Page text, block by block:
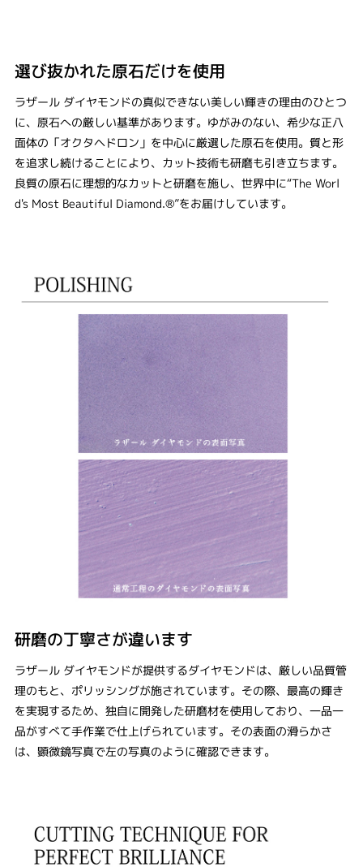
選び抜かれた原石だけを使用
ラザール ダイヤモンドの真似できない美しい輝きの理由のひとつ
に、原石への厳しい基準があります。ゆがみのない、希少な正八
面体の「オクタヘドロン」を中心に厳選した原石を使用。質と形
を追求し続けることにより、カット技術も研磨も引き立ちます。
良質の原石に理想的なカットと研磨を施し、世界中に“The Worl
d's Most Beautiful Diamond.®”をお届けしています。
研磨の丁寧さが違います
ラザール ダイヤモンドが提供するダイヤモンドは、厳しい品質管
理のもと、ポリッシングが施されています。その際、最高の輝き
を実現するため、独自に開発した研磨材を使用しており、一品一
品がすべて手作業で仕上げられています。その表面の滑らかさ
は、顕微鏡写真で左の写真のように確認できます。